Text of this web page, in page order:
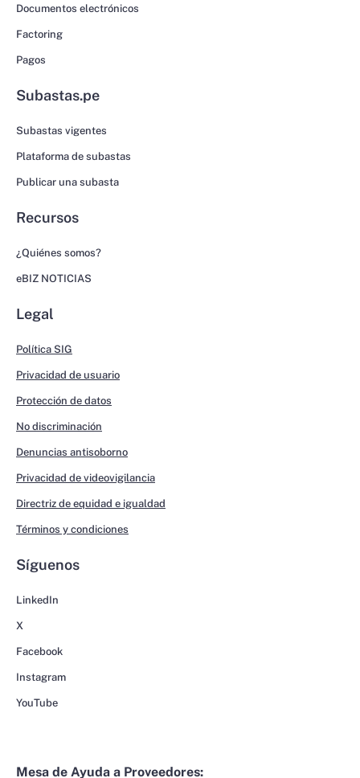
Documentos electrónicos
Factoring
Pagos
Subastas.pe
Subastas vigentes
Plataforma de subastas
Publicar una subasta
Recursos
¿Quiénes somos?
eBIZ NOTICIAS
Legal
Política SIG
Privacidad de usuario
Protección de datos
No discriminación
Denuncias antisoborno
Privacidad de videovigilancia
Directriz de equidad e igualdad
Términos y condiciones
Síguenos
LinkedIn
X
Facebook
Instagram
YouTube
Mesa de Ayuda a Proveedores: